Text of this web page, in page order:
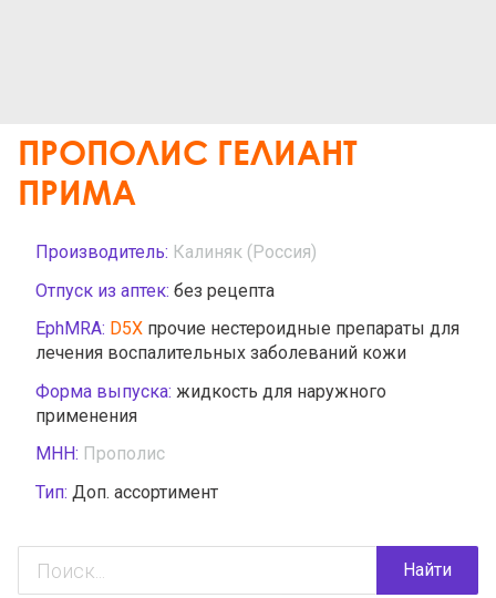
ПРОПОЛИС ГЕЛИАНТ
ПРИМА
Производитель: Калиняк (Россия)
Отпуск из аптек: без рецепта
EphMRA: D5X прочие нестероидные препараты для
лечения воспалительных заболеваний кожи
Форма выпуска: жидкость для наружного
применения
МНН: Прополис
Тип: Доп. ассортимент
Найти